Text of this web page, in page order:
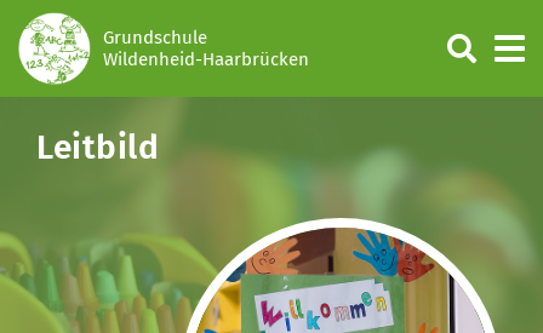
Grundschule
Wildenheid-Haarbrücken
Leitbild